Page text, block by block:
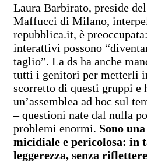
Laura Barbirato, preside
Maffucci di Milano,
repubblica.it, è
interattivi possono
taglio”. La ds ha anche
tutti i genitori per metterli
scorretto di questi gruppi e
un’assemblea ad hoc sul
– questioni nate dal nulla
problemi enormi. Sono
micidiale e pericolosa: in
leggerezza, senza